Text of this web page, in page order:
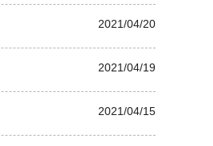
2021/04/20
2021/04/19
2021/04/15